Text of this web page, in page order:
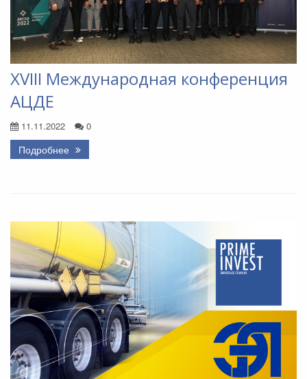
XVIII Международная конференция
АЦДЕ
11.11.2022 0
Подробнее